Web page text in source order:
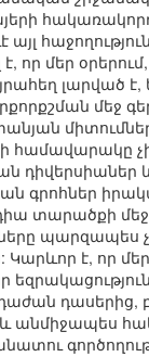
այլ
որ մեր
լարված է,
մեջ
համավարակը
դիվերսիաներ
գրոհներ
տարածքի
պարզապես
է, որ
դասերից,
անմիջապես